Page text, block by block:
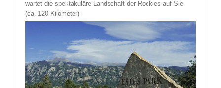
wartet die spektakuläre Landschaft der Rockies auf Sie.
(ca. 120 Kilometer)